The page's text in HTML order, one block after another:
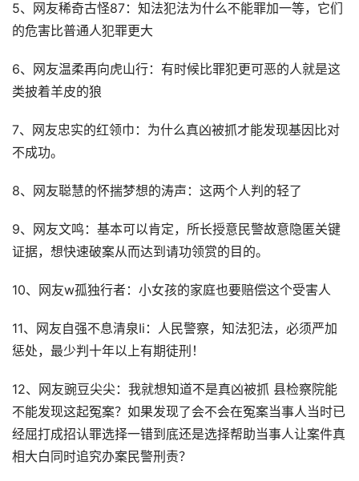
5、网友稀奇古怪87：知法犯法为什么不能罪加一等，它们
的危害比普通人犯罪更大
6、网友温柔再向虎山行：有时候比罪犯更可恶的人就是这
类披着羊皮的狼
7、网友忠实的红领巾：为什么真凶被抓才能发现基因比对
不成功。
8、网友聪慧的怀揣梦想的涛声：这两个人判的轻了
9、网友文鸣：基本可以肯定，所长授意民警故意隐匿关键
证据，想快速破案从而达到请功领赏的目的。
10、网友w孤独行者：小女孩的家庭也要赔偿这个受害人
11、网友自强不息清泉Ii：人民警察，知法犯法，必须严加
惩处，最少判十年以上有期徒刑！
12、网友豌豆尖尖：我就想知道不是真凶被抓 县检察院能
不能发现这起冤案？如果发现了会不会在冤案当事人当时已
经屈打成招认罪选择一错到底还是选择帮助当事人让案件真
相大白同时追究办案民警刑责？